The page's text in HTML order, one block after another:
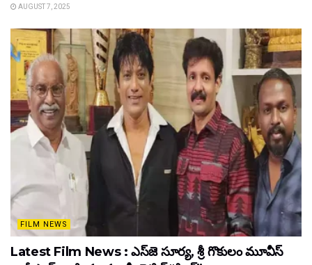
AUGUST 7, 2025
FILM NEWS
Latest Film News : ఎస్‌జె సూర్య, శ్రీ గొకులం మూవీస్‌